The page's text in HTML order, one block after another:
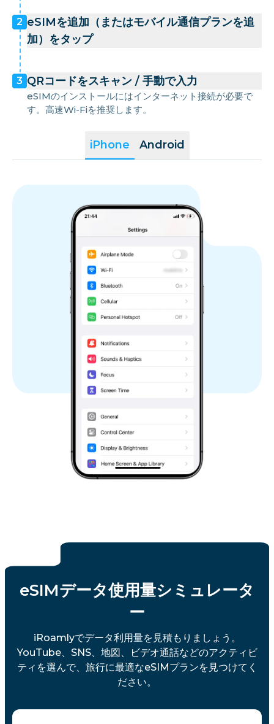
iPhone Android
2 eSIMを追加（またはモバイル通信プランを追
加）をタップ
3 QRコードをスキャン / 手動で入力
eSIMのインストールにはインターネット接続が必要で
す。高速Wi-Fiを推奨します。
eSIMデータ使用量シミュレータ
ー
iRoamlyでデータ利用量を見積もりましょう。
YouTube、SNS、地図、ビデオ通話などのアクティビ
ティを選んで、旅行に最適なeSIMプランを見つけてく
ださい。